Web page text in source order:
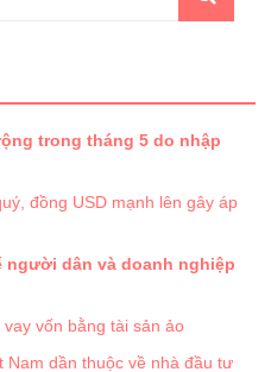
trong tháng 5 do nhập
đồng USD mạnh lên gây áp
người dân và doanh nghiệp
vốn bằng tài sản ảo
Nam dần thuộc về nhà đầu tư